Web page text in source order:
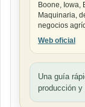
Boone, Iowa,
Maquinaria,
negocios
Web oficial
Una guía
producción y